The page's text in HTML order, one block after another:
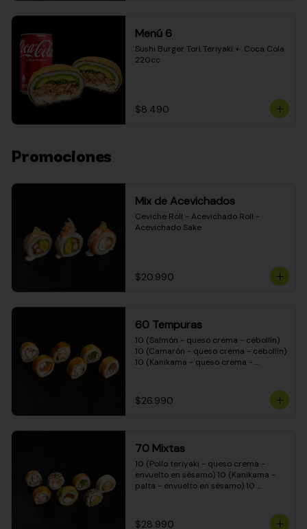
Menú 6
Sushi Burger Tori Teriyaki +  Coca Cola
220cc
$8.490
Promociones
Mix de Acevichados
Ceviche Roll - Acevichado Roll -
Acevichado Sake
$20.990
60 Tempuras
10 (Salmón - queso crema - cebollín)
10 (Camarón - queso crema - cebollín)
10 (Kanikama - queso crema -
crema - cebollín) 10 (Carne - queso
crema - cebollín)
$26.990
70 Mixtas
10 (Pollo teriyaki - queso crema -
envuelto en sésamo) 10 (Kanikama -
palta - envuelto en sésamo) 10
- envuelto en queso crema) 10
$28.990